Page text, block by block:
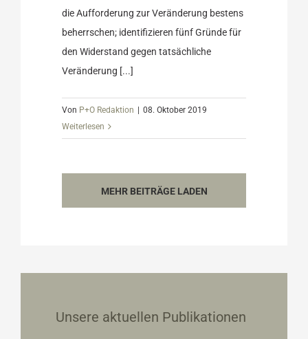
die Aufforderung zur Veränderung bestens
beherrschen; identifizieren fünf Gründe für
den Widerstand gegen tatsächliche
Veränderung [...]
Von P+O Redaktion | 08. Oktober 2019
Weiterlesen
MEHR BEITRÄGE LADEN
Unsere aktuellen Publikationen